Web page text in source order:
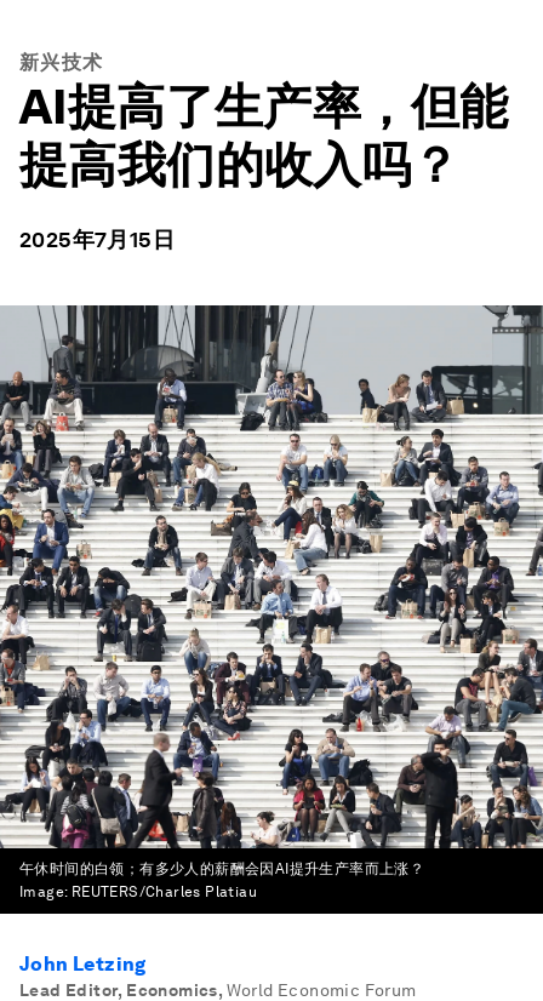
新兴技术
AI提高了生产率，但能
提高我们的收入吗？
2025年7月15日
午休时间的白领；有多少人的薪酬会因AI提升生产率而上涨？
Image: REUTERS/Charles Platiau
John Letzing
Lead Editor, Economics, World Economic Forum